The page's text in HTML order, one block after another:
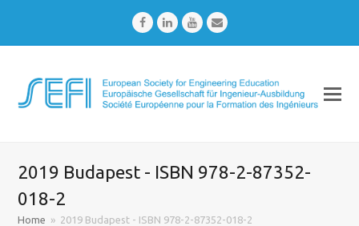
FacebookLinkedInYoutubeEmail
2019 Budapest - ISBN 978-2-87352-
018-2
Home » 2019 Budapest - ISBN 978-2-87352-018-2